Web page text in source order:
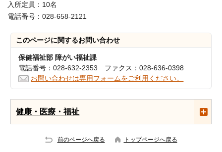
入所定員：10名
電話番号：028-658-2121
このページに関するお問い合わせ
保健福祉部 障がい福祉課
電話番号：028-632-2353 ファクス：028-636-0398
お問い合わせは専用フォームをご利用ください。
健康・医療・福祉
前のページへ戻る トップページへ戻る